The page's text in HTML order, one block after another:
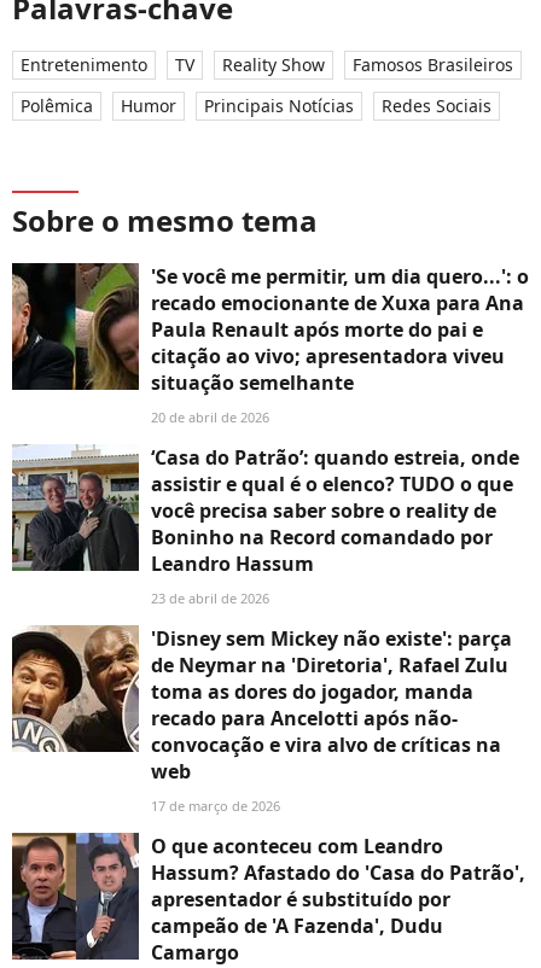
Entretenimento TV Reality Show
Famosos Brasileiros
Polêmica
Humor Principais Notícias Redes Sociais
Sobre o mesmo tema
'Se você me permitir, um dia quero...': o
recado emocionante de Xuxa para Ana
Paula Renault após morte do pai e
citação ao vivo; apresentadora viveu
situação semelhante
20 de abril de 2026
‘Casa do Patrão’: quando estreia, onde
assistir e qual é o elenco? TUDO o que
você precisa saber sobre o reality de
Boninho na Record comandado por
Leandro Hassum
23 de abril de 2026
'Disney sem Mickey não existe': parça
de Neymar na 'Diretoria', Rafael Zulu
toma as dores do jogador, manda
recado para Ancelotti após não-
convocação e vira alvo de críticas na
web
17 de março de 2026
O que aconteceu com Leandro
Hassum? Afastado do 'Casa do Patrão',
apresentador é substituído por
campeão de 'A Fazenda', Dudu
Camargo